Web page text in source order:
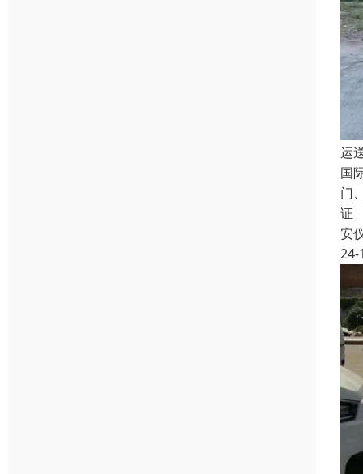
运
国
门
证
安
24-